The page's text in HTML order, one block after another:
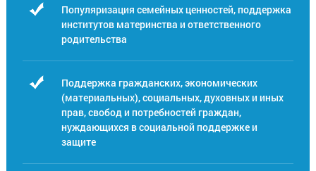
Популяризация семейных ценностей, поддержка
институтов материнства и ответственного
родительства
Поддержка гражданских, экономических
(материальных), социальных, духовных и иных
прав, свобод и потребностей граждан,
нуждающихся в социальной поддержке и
защите